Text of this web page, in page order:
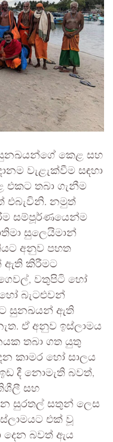
කෙළ සහ
වැළැක්වීම සඳහා
තබා ගැනීම
එබැවිනි. නමුත්
සම්පූර්ණයෙන්ම
සුලෙයිමාන්
අනුව පහත
ඇති කිරීමට
ගෙවල්, වතුපිටි හෝ
බැටළුවන්
සුනඛයන් ඇති
ඒ අනුව ඉස්ලාමය
තබා ගත යුතු
කාමර හෝ සාලය
දී නොමැති බවත්,
සහ
සුරතල් සතුන් ලෙස
එක් වූ
දෙන බවත් ඇය